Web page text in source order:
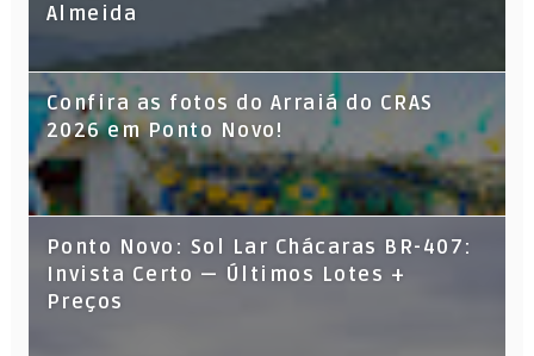
Almeida
Confira as fotos do Arraiá do CRAS
2026 em Ponto Novo!
Ponto Novo: Sol Lar Chácaras BR-407:
Invista Certo — Últimos Lotes +
Preços